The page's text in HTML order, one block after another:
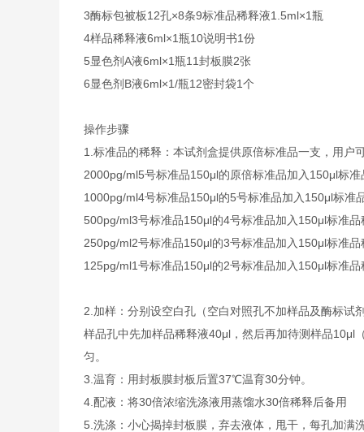
3酶标包被板12孔×8条9标准品稀释液1.5ml×1瓶
4样品稀释液6ml×1瓶10说明书1份
5显色剂A液6ml×1瓶11封板膜2张
6显色剂B液6ml×1/瓶12密封袋1个
操作步骤
1.标准品的稀释：本试剂盒提供原倍标准品一支，用户
2000pg/ml5号标准品150μl的原倍标准品加入150μl标准
1000pg/ml4号标准品150μl的5号标准品加入150μl标准
500pg/ml3号标准品150μl的4号标准品加入150μl标准品
250pg/ml2号标准品150μl的3号标准品加入150μl标准品
125pg/ml1号标准品150μl的2号标准品加入150μl标准品
2.加样：分别设空白孔（空白对照孔不加样品及酶标试
样品孔中先加样品稀释液40μl，然后再加待测样品10μl
匀。
3.温育：用封板膜封板后置37℃温育30分钟。
4.配液：将30倍浓缩洗涤液用蒸馏水30倍稀释后备用
5.洗涤：小心揭掉封板膜，弃去液体，甩干，每孔加满